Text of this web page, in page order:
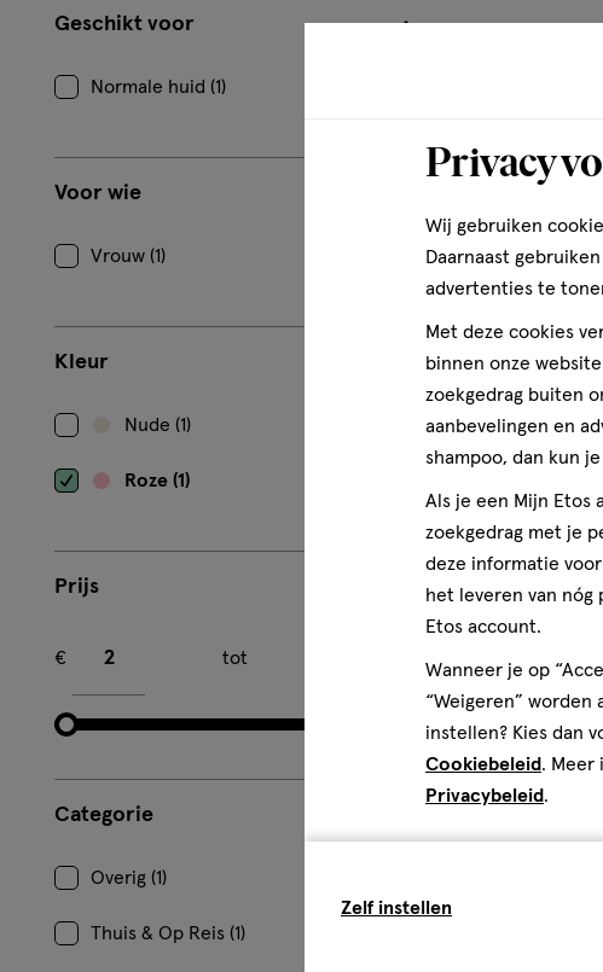
Geschikt voor
Normale huid (1)
Voor wie
Vrouw (1)
Kleur
Nude (1)
Roze (1)
Prijs
€
tot
Categorie
Overig (1)
Thuis & Op Reis (1)
Privacy
Wij gebruiken
Daarnaast
advertenties te
Met deze cookies
binnen onze
zoekgedrag buiten
aanbevelingen en
shampoo, dan kun
Als je een Mijn Etos
zoekgedrag met je
deze informatie
het leveren van nóg
Etos account.
Wanneer je op
“Weigeren”
instellen? Kies dan
Cookiebeleid. Meer
Privacybeleid.
Zelf instellen